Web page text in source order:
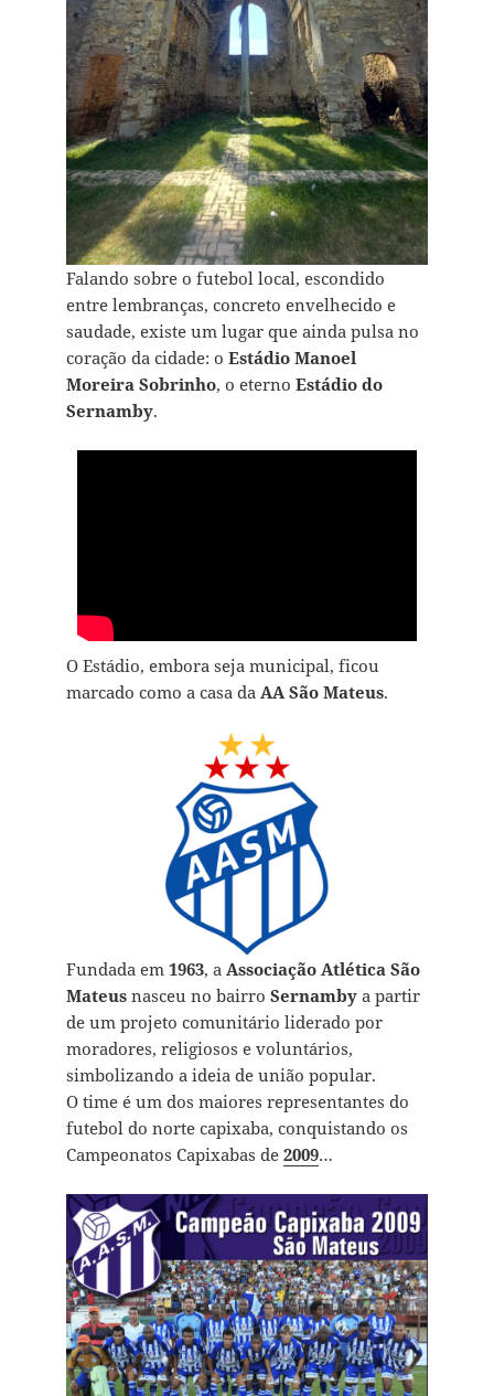
Falando sobre o futebol local, escondido
entre lembranças, concreto envelhecido e
saudade, existe um lugar que ainda pulsa no
coração da cidade: o Estádio Manoel
Moreira Sobrinho, o eterno Estádio do
Sernamby.
O Estádio, embora seja municipal, ficou
marcado como a casa da AA São Mateus.
Fundada em 1963, a Associação Atlética São
Mateusnasceu no bairro Sernambya partir
de um projeto comunitário liderado por
moradores, religiosos e voluntários,
simbolizando a ideia de união popular.
O time é um dos maiores representantes do
futebol do norte capixaba, conquistando os
Campeonatos Capixabas de 2009…